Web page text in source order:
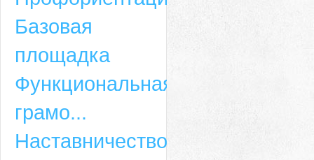
Базовая
площадка
Функциональная
грамо...
Наставничество